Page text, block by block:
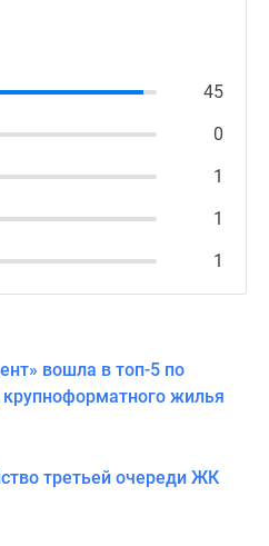
45
0
1
1
1
вошла в топ-5 по
крупноформатного жилья
третьей очереди ЖК